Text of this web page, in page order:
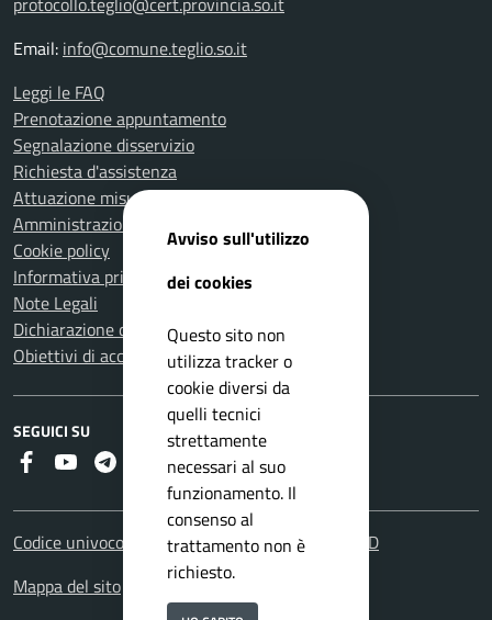
Email: info@comune.teglio.so.it
Leggi le FAQ
Prenotazione appuntamento
Segnalazione disservizio
Richiesta d'assistenza
Attuazione misure PNRR
Amministrazione trasparente
Cookie policy
Informativa privacy
Note Legali
Dichiarazione di accessibilità
Obiettivi di accessibilità
SEGUICI SU
Faceboook
YoutubeTelegram
RSS
Codice univoco fatturazione elettronica: UFHOYD
Mappa del sito
Avviso sull'utilizzo
dei cookies
Questo sito non
utilizza tracker o
cookie diversi da
quelli tecnici
strettamente
necessari al suo
funzionamento. Il
consenso al
trattamento non è
richiesto.